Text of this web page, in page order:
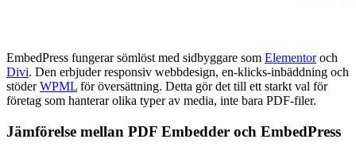
EmbedPress fungerar sömlöst med sidbyggare som Elementoroch
Divi. Den erbjuder responsiv webbdesign, en-klicks-inbäddning och
stöderWPML för översättning. Detta gör det till ett starkt val för
företag som hanterar olika typer av media, inte bara PDF-filer.
Jämförelse mellan PDF Embedder och EmbedPress